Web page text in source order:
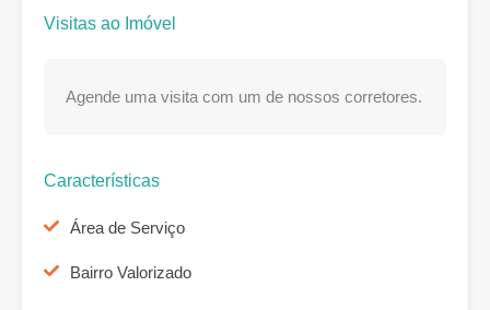
Visitas ao Imóvel
Agende uma visita com um de nossos corretores.
Características
Área de Serviço
Bairro Valorizado